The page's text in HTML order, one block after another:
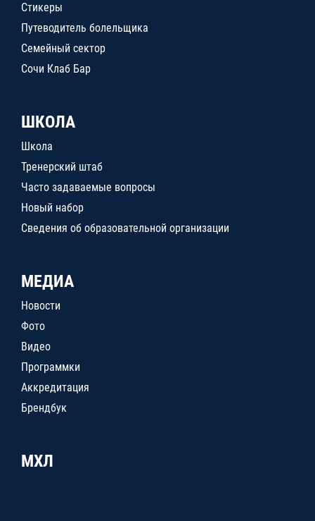
Стикеры
Путеводитель болельщика
Семейный сектор
Сочи Клаб Бар
ШКОЛА
Школа
Тренерский штаб
Часто задаваемые вопросы
Новый набор
Сведения об образовательной организации
МЕДИА
Новости
Фото
Видео
Программки
Аккредитация
Брендбук
МХЛ